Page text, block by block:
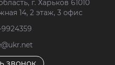
г. Харьков 61010
14, 2 этаж, 3 офис